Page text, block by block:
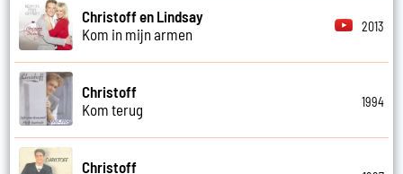
Christoff en Lindsay
Kom in mijn armen
2013
Christoff
Kom terug
1994
Christoff